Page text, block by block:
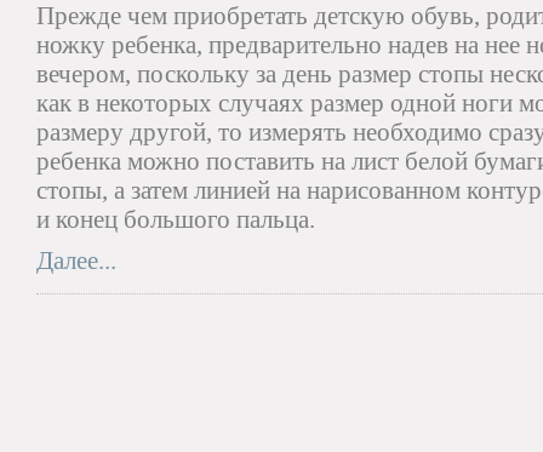
Прежде чем приобретать детскую обувь,
ножку ребенка, предварительно надев на нее
вечером, поскольку за день размер стопы
как в некоторых случаях размер одной ноги
размеру другой, то измерять необходимо
ребенка можно поставить на лист белой
стопы, а затем линией на нарисованном
и конец большого пальца.
Далее...